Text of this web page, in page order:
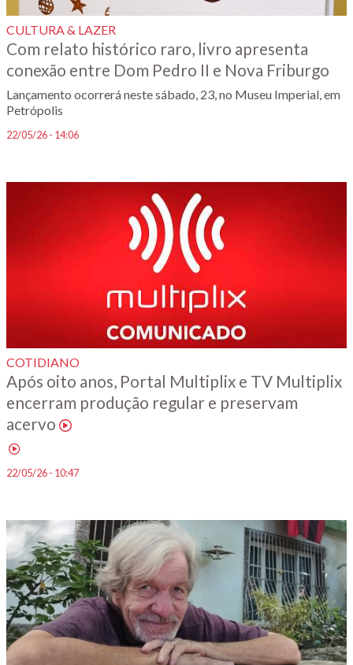
CULTURA & LAZER
Com relato histórico raro, livro apresenta
conexão entre Dom Pedro II e Nova Friburgo
Lançamento ocorrerá neste sábado, 23, no Museu Imperial, em
Petrópolis
22/05/26 - 14:06
COTIDIANO
Após oito anos, Portal Multiplix e TV Multiplix
encerram produção regular e preservam
acervo
22/05/26 - 10:47